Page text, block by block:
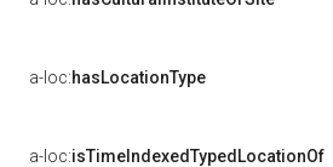
a-loc:hasLocationType
a-loc:isTimeIndexedTypedLocationOf